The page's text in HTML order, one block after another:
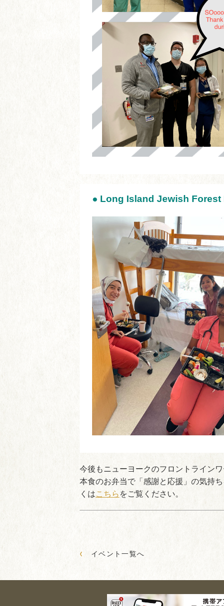
● Long Island Jewish Forest
今後もニューヨークのフロントライン
本食のお弁当で「感謝と応援」の気持
くはこちら をご覧ください。
‹ イベント一覧へ